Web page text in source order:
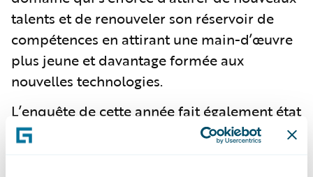
talents et de renouveler son réservoir de
compétences en attirant une main-d’œuvre
plus jeune et davantage formée aux
nouvelles technologies.
L’enquête de cette année fait également état
d’une hausse de la proportion de